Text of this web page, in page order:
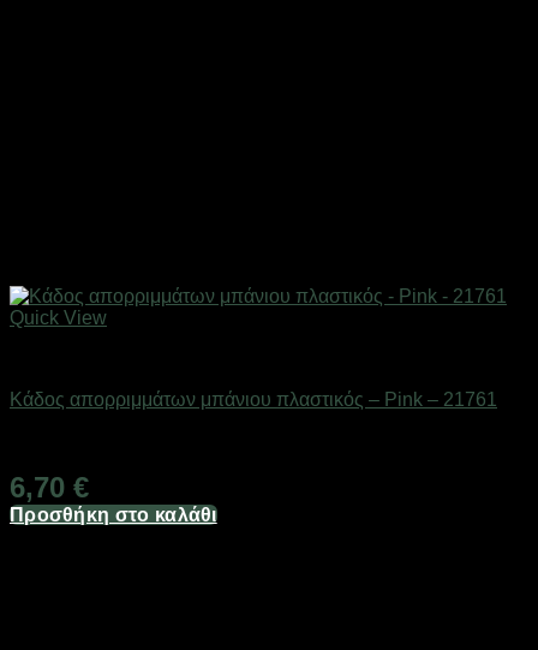
Quick View
Κάδος απορριμμάτων μπάνιου πλαστικός – Pink – 21761
6,70 €
Προσθήκη στο καλάθι